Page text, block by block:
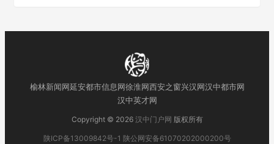
榆林新闻网延安都市信息网徐淮网西安之窗兴汉网汉中都市网
汉中英才网
Copyright © 2026 汉中门户网 版权所有
陕ICP备13009842号-1 陕公网安备61070202000200号